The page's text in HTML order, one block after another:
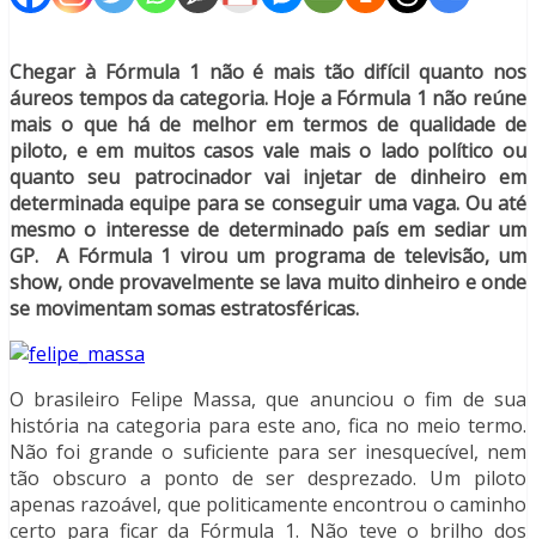
Chegar à Fórmula 1 não é mais tão difícil quanto nos
áureos tempos da categoria. Hoje a Fórmula 1 não reúne
mais o que há de melhor em termos de qualidade de
piloto, e em muitos casos vale mais o lado político ou
quanto seu patrocinador vai injetar de dinheiro em
determinada equipe para se conseguir uma vaga. Ou até
mesmo o interesse de determinado país em sediar um
GP. A Fórmula 1 virou um programa de televisão, um
show, onde provavelmente se lava muito dinheiro e onde
se movimentam somas estratosféricas.
O brasileiro Felipe Massa, que anunciou o fim de sua
história na categoria para este ano, fica no meio termo.
Não foi grande o suficiente para ser inesquecível, nem
tão obscuro a ponto de ser desprezado. Um piloto
apenas razoável, que politicamente encontrou o caminho
certo para ficar da Fórmula 1. Não teve o brilho dos